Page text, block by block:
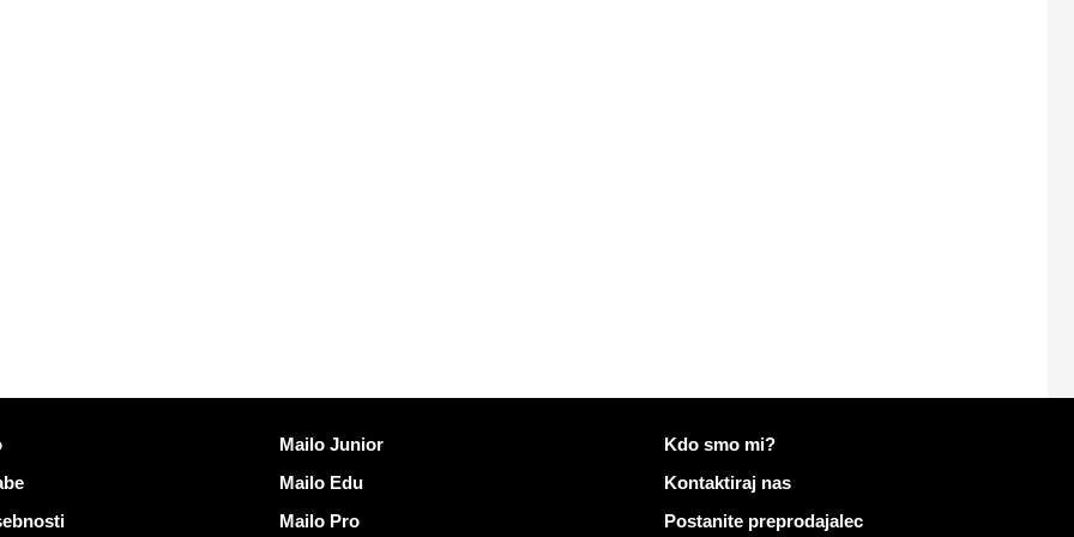
Odkrijte Mailo
Mailo Junior
Mailo Edu
Mailo Pro
Več informacij o Mailo
Kdo smo mi?
Kontaktiraj nas
Postanite preprodajalec